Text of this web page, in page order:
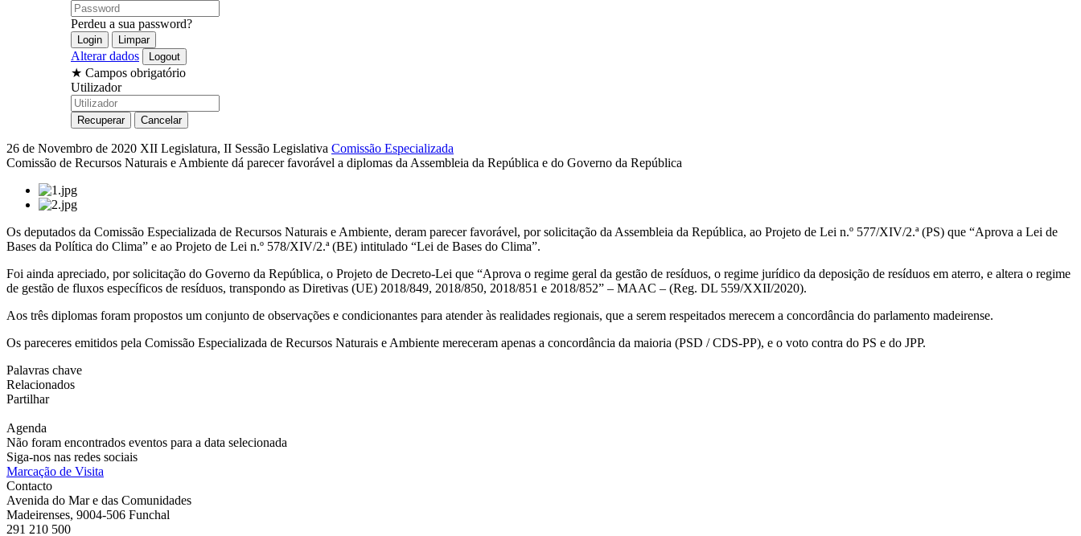
Perdeu a sua password?
Alterar dados
★ Campos obrigatório
Utilizador
26 de Novembro de 2020 XII Legislatura, II Sessão Legislativa Comissão Especializada
Comissão de Recursos Naturais e Ambiente dá parecer favorável a diplomas da Assembleia da República e do Governo da República
Os deputados da Comissão Especializada de Recursos Naturais e Ambiente, deram parecer favorável, por solicitação da Assembleia da República, ao Projeto de Lei n.º 577/XIV/2.ª (PS) que “Aprova a Lei de
Bases da Política do Clima” e ao Projeto de Lei n.º 578/XIV/2.ª (BE) intitulado “Lei de Bases do Clima”.
Foi ainda apreciado, por solicitação do Governo da República, o Projeto de Decreto-Lei que “Aprova o regime geral da gestão de resíduos, o regime jurídico da deposição de resíduos em aterro, e altera o regime
de gestão de fluxos específicos de resíduos, transpondo as Diretivas (UE) 2018/849, 2018/850, 2018/851 e 2018/852” – MAAC – (Reg. DL 559/XXII/2020).
Aos três diplomas foram propostos um conjunto de observações e condicionantes para atender às realidades regionais, que a serem respeitados merecem a concordância do parlamento madeirense.
Os pareceres emitidos pela Comissão Especializada de Recursos Naturais e Ambiente mereceram apenas a concordância da maioria (PSD / CDS-PP), e o voto contra do PS e do JPP.
Palavras chave
Relacionados
Partilhar
Agenda
Não foram encontrados eventos para a data selecionada
Siga-nos nas redes sociais
Marcação de Visita
Contacto
Avenida do Mar e das Comunidades
Madeirenses, 9004-506 Funchal
291 210 500